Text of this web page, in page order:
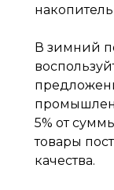
В зимний
5% от
товары
качества.